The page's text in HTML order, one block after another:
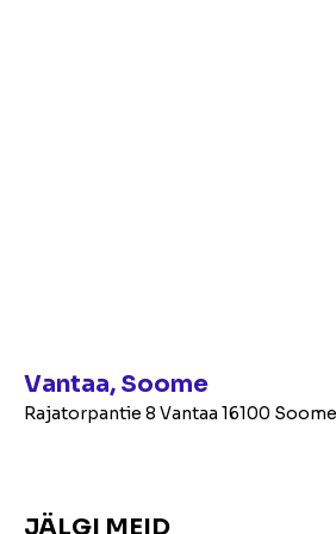
Vantaa, Soome
Rajatorpantie 8 Vantaa 16100 Soome
JÄLGI MEID